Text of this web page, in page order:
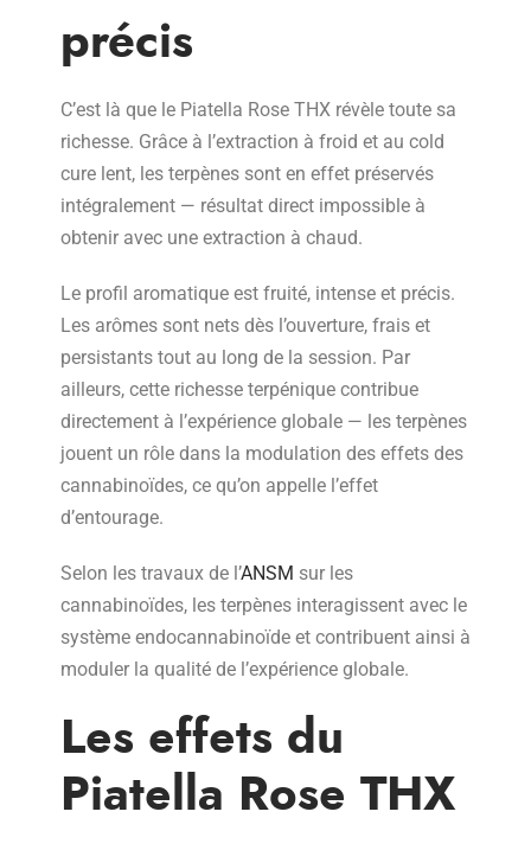
précis
C’est là que le Piatella Rose THX révèle toute sa
richesse. Grâce à l’extraction à froid et au cold
cure lent, les terpènes sont en effet préservés
intégralement — résultat direct impossible à
obtenir avec une extraction à chaud.
Le profil aromatique est fruité, intense et précis.
Les arômes sont nets dès l’ouverture, frais et
persistants tout au long de la session. Par
ailleurs, cette richesse terpénique contribue
directement à l’expérience globale — les terpènes
jouent un rôle dans la modulation des effets des
cannabinoïdes, ce qu’on appelle l’effet
d’entourage.
Selon les travaux de l’ANSM sur les
cannabinoïdes, les terpènes interagissent avec le
système endocannabinoïde et contribuent ainsi à
moduler la qualité de l’expérience globale.
Les effets du
Piatella Rose THX